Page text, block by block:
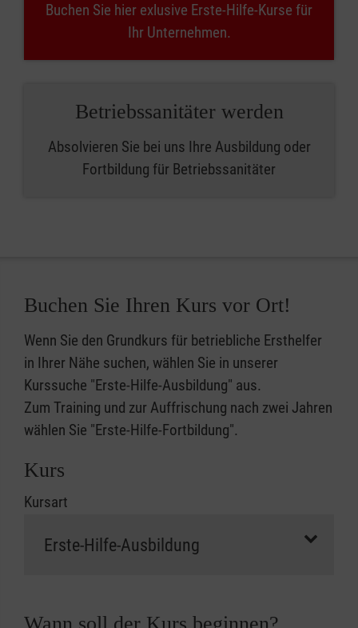
Buchen Sie hier exlusive Erste-Hilfe-Kurse für
Ihr Unternehmen.
Betriebssanitäter werden
Absolvieren Sie bei uns Ihre Ausbildung oder
Fortbildung für Betriebssanitäter
Buchen Sie Ihren Kurs vor Ort!
Wenn Sie den Grundkurs für betriebliche Ersthelfer
in Ihrer Nähe suchen, wählen Sie in unserer
Kurssuche "Erste-Hilfe-Ausbildung" aus.
Zum Training und zur Auffrischung nach zwei Jahren
wählen Sie "Erste-Hilfe-Fortbildung".
Kurs
Kursart